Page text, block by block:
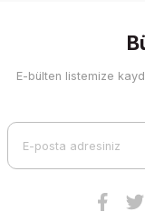
Görüş ve
Ürün resmi
E-bülten listemize